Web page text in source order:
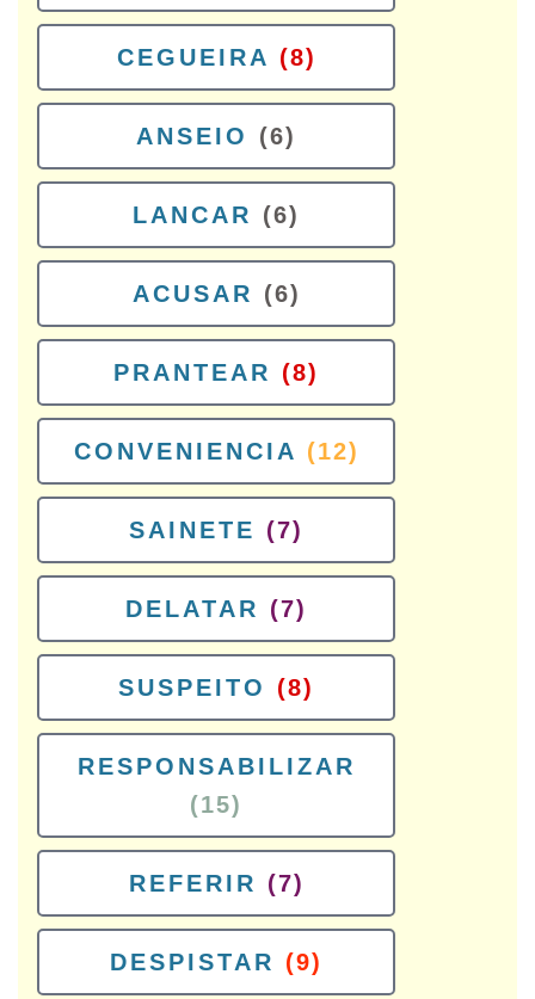
CEGUEIRA (8)
ANSEIO (6)
LANCAR (6)
ACUSAR (6)
PRANTEAR (8)
CONVENIENCIA (12)
SAINETE (7)
DELATAR (7)
SUSPEITO (8)
RESPONSABILIZAR
(15)
REFERIR (7)
DESPISTAR (9)